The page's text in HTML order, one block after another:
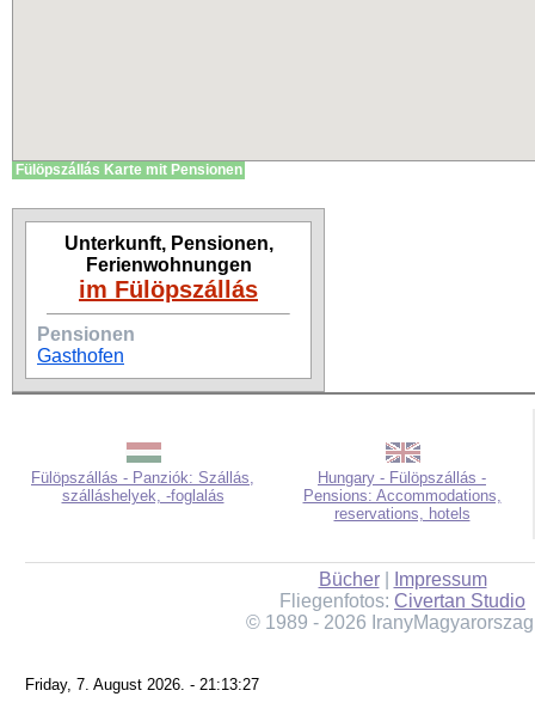
Fülöpszállás Karte mit Pensionen
Unterkunft, Pensionen,
Ferienwohnungen
im Fülöpszállás
Pensionen
Gasthofen
Fülöpszállás - Panziók: Szállás,
szálláshelyek, -foglalás
Hungary - Fülöpszállás -
Pensions: Accommodations,
reservations, hotels
Bücher|
Impressum
Fliegenfotos: Civertan Studio
© 1989 - 2026
Friday, 7. August 2026. - 21:13:27